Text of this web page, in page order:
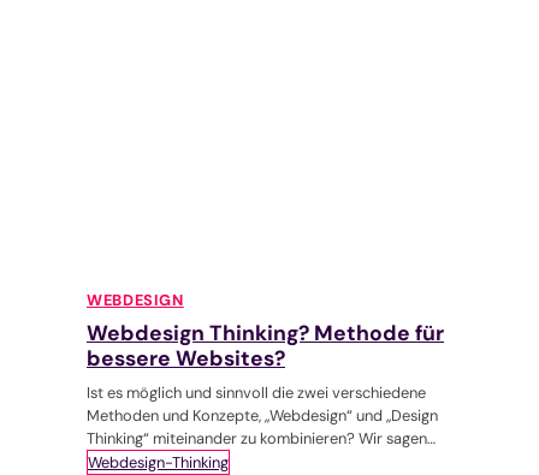
WEBDESIGN
Webdesign Thinking? Methode für
bessere Websites?
Ist es möglich und sinnvoll die zwei verschiedene
Methoden und Konzepte, „Webdesign“ und „Design
Thinking“ miteinander zu kombinieren? Wir sagen
nach mehrmaliger, erfolgreicher Anwendung in
Webdesign-Thinking